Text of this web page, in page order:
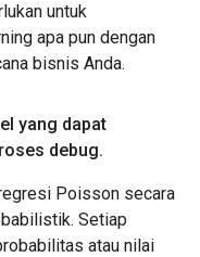
untuk
apa pun dengan
bisnis Anda.
yang dapat
debug.
Poisson secara
Setiap
atau nilai